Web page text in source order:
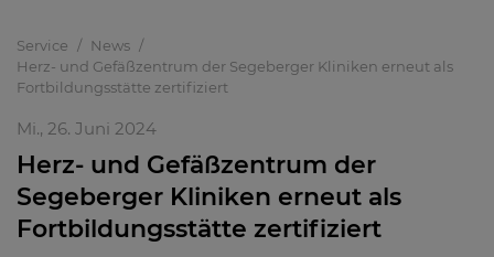
Service
News
Herz- und Gefäßzentrum der Segeberger Kliniken erneut als
Fortbildungsstätte zertifiziert
Mi., 26. Juni 2024
Herz- und Gefäßzentrum der
Segeberger Kliniken erneut als
Fortbildungsstätte zertifiziert